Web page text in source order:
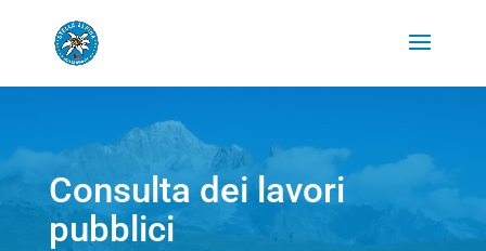
Consulta dei lavori
pubblici